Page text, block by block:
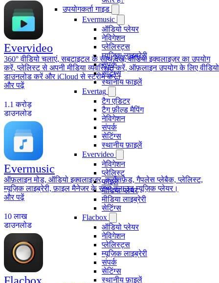
उपयोगकर्ता गाइड
Evermusic
ऑडियो प्लेयर
नेविगेशन
प्लेलिस्ट्स
म्यूजिक लाइब्रेरी
संपर्क
सेटिंग्स
स्थानीय फाइलें
Evertag
टैग एडिटर
टैग फ़ील्ड मैपिंग
नेविगेशन
संपर्क
सेटिंग्स
स्थानीय फ़ाइलें
Evervideo
नेविगेशन
प्लेलिस्ट
फाइलें
मीडिया प्लेयर
मीडिया लाइब्रेरी
सेटिंग्स
Flacbox
ऑडियो प्लेयर
नेविगेशन
प्लेलिस्ट्स
म्यूज़िक लाइब्रेरी
संपर्क
सेटिंग्स
स्थानीय फ़ाइलें
Evervideo
360° वीडियो चलाएं, सबटाइटल के साथ देखें, वीडियो इक्वलाइज़र का उपयोग
करें, प्लेलिस्ट से अपनी मीडिया व्यवस्थित करें, ऑफ़लाइन उपयोग के लिए वीडियो
डाउनलोड करें और iCloud से स्ट्रीम करें।
और पढ़ें
Evermusic
ऑफ़लाइन मोड, ऑडियो इक्वलाइज़र, क्रॉसफ़ेड, गैपलेस प्लेबैक, प्लेलिस्ट,
म्यूज़िक लाइब्रेरी, फ़ाइल मैनेजर के साथ क्लाउड म्यूज़िक प्लेयर।
और पढ़ें
1.1 करोड़
डाउनलोड
10 लाख
डाउनलोड